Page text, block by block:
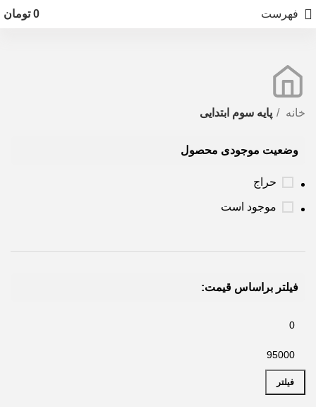
فهرست 0 تومان
خانه پایه سوم ابتدایی
وضعیت موجودی محصول
حراج
موجود است
فیلتر براساس قیمت:
فیلتر